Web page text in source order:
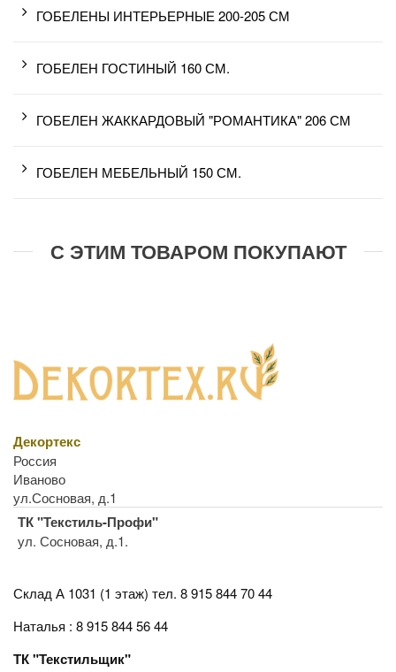
ГОБЕЛЕНЫ ИНТЕРЬЕРНЫЕ 200-205 СМ
ГОБЕЛЕН ГОСТИНЫЙ 160 СМ.
ГОБЕЛЕН ЖАККАРДОВЫЙ "РОМАНТИКА" 206 СМ
ГОБЕЛЕН МЕБЕЛЬНЫЙ 150 СМ.
С ЭТИМ ТОВАРОМ ПОКУПАЮТ
Декортекс
Россия
Иваново
ул.Сосновая, д.1
ТК "Текстиль-Профи"
ул. Сосновая, д.1.
Склад А 1031 (1 этаж) тел. 8 915 844 70 44
Наталья : 8 915 844 56 44
ТК "Текстильщик"